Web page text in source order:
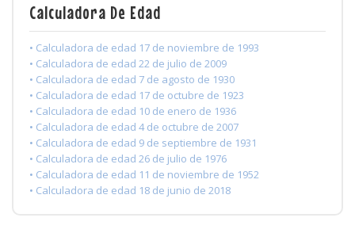
Calculadora De Edad
• Calculadora de edad 17 de noviembre de 1993
• Calculadora de edad 22 de julio de 2009
• Calculadora de edad 7 de agosto de 1930
• Calculadora de edad 17 de octubre de 1923
• Calculadora de edad 10 de enero de 1936
• Calculadora de edad 4 de octubre de 2007
• Calculadora de edad 9 de septiembre de 1931
• Calculadora de edad 26 de julio de 1976
• Calculadora de edad 11 de noviembre de 1952
• Calculadora de edad 18 de junio de 2018